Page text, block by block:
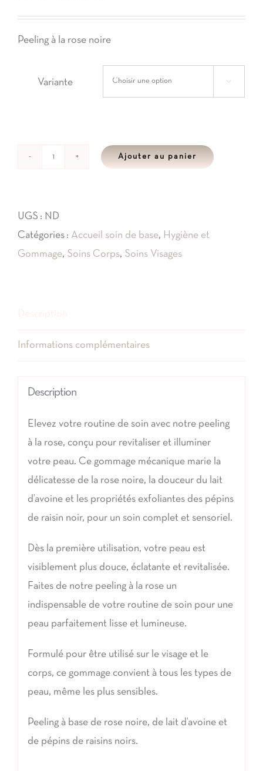
Peeling à la rose noire
Variante 
à
la
rose
Ajouter au panier
UGS : ND
Catégories : Accueil soin de base, Hygiène et
Gommage, Soins Corps, Soins Visages
Informations complémentaires
Description
Elevez votre routine de soin avec notre peeling
à la rose, conçu pour revitaliser et illuminer
votre peau. Ce gommage mécanique marie la
délicatesse de la rose noire, la douceur du lait
d’avoine et les propriétés exfoliantes des pépins
de raisin noir, pour un soin complet et sensoriel.
Dès la première utilisation, votre peau est
visiblement plus douce, éclatante et revitalisée.
Faites de notre peeling à la rose un
indispensable de votre routine de soin pour une
peau parfaitement lisse et lumineuse.
Formulé pour être utilisé sur le visage et le
corps, ce gommage convient à tous les types de
peau, même les plus sensibles.
Peeling à base de rose noire, de lait d’avoine et
de pépins de raisins noirs.